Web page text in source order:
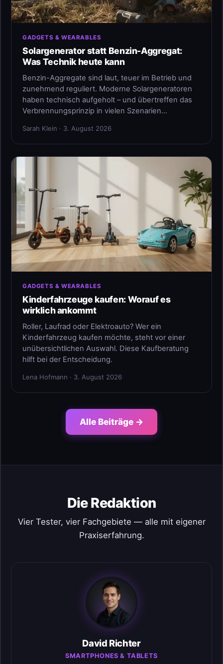
GADGETS & WEARABLES
Solargenerator statt Benzin-Aggregat:
Was Technik heute kann
Benzin-Aggregate sind laut, teuer im Betrieb und
zunehmend reguliert. Moderne Solargeneratoren
haben technisch aufgeholt – und übertreffen das
Verbrennungsprinzip in vielen Szenarien…
Sarah Klein · 3. August 2026
GADGETS & WEARABLES
Kinderfahrzeuge kaufen: Worauf es
wirklich ankommt
Roller, Laufrad oder Elektroauto? Wer ein
Kinderfahrzeug kaufen möchte, steht vor einer
unübersichtlichen Auswahl. Diese Kaufberatung
hilft bei der Entscheidung.
Lena Hofmann · 3. August 2026
Alle Beiträge →
Die Redaktion
Vier Tester, vier Fachgebiete — alle mit eigener
Praxiserfahrung.
David Richter
SMARTPHONES & TABLETS